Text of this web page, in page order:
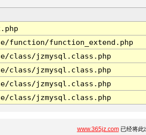
function/function_extend.php
class/jzmysql.class.php
class/jzmysql.class.php
class/jzmysql.class.php
class/jzmysql.class.php
www.365jz.com已经将此